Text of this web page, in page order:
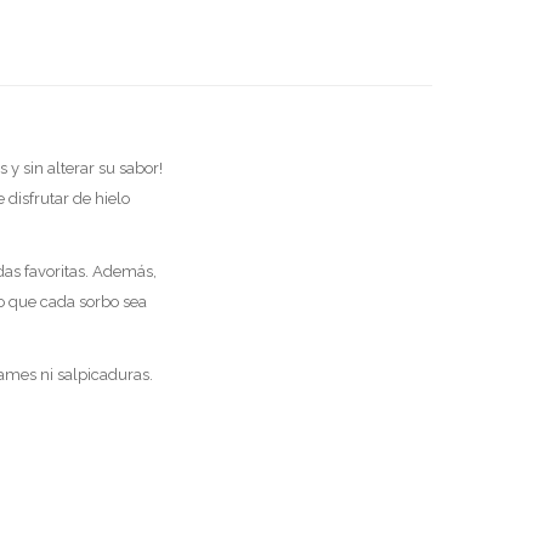
y sin alterar su sabor!
disfrutar de hielo
favoritas. Además,
que cada sorbo sea
ni salpicaduras.